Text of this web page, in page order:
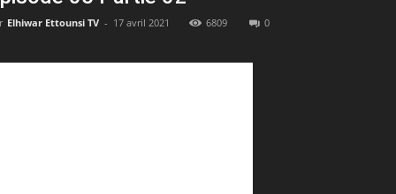
Elhiwar Ettounsi TV - 17 avril 2021 6809 0